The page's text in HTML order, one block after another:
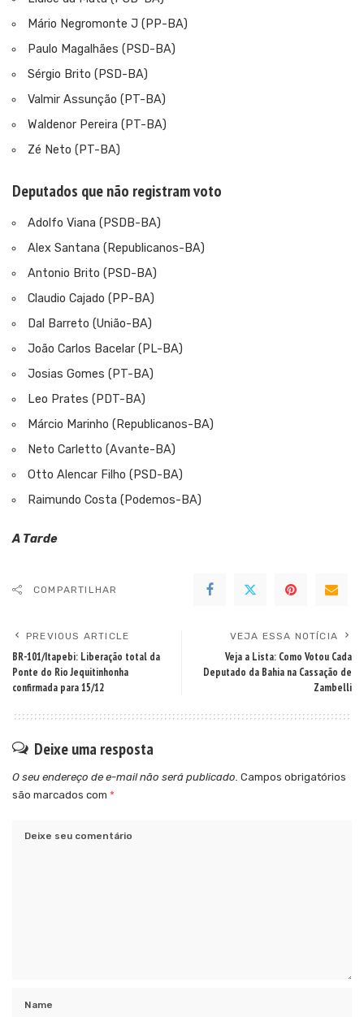
Mário Negromonte J (PP-BA)
Paulo Magalhães (PSD-BA)
Sérgio Brito (PSD-BA)
Valmir Assunção (PT-BA)
Waldenor Pereira (PT-BA)
Zé Neto (PT-BA)
Deputados que não registram voto
Adolfo Viana (PSDB-BA)
Alex Santana (Republicanos-BA)
Antonio Brito (PSD-BA)
Claudio Cajado (PP-BA)
Dal Barreto (União-BA)
João Carlos Bacelar (PL-BA)
Josias Gomes (PT-BA)
Leo Prates (PDT-BA)
Márcio Marinho (Republicanos-BA)
Neto Carletto (Avante-BA)
Otto Alencar Filho (PSD-BA)
Raimundo Costa (Podemos-BA)
A Tarde
COMPARTILHAR
PREVIOUS ARTICLE
BR-101/Itapebi: Liberação total da
Ponte do Rio Jequitinhonha
confirmada para 15/12
VEJA ESSA NOTÍCIA
Veja a Lista: Como Votou Cada
Deputado da Bahia na Cassação de
Zambelli
Deixe uma resposta
O seu endereço de e-mail não será publicado. Campos obrigatórios
são marcados com *